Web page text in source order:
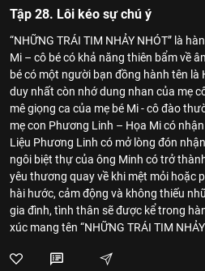
Tập 28. Lôi kéo sự chú ý
“NHỮNG TRÁI TIM NHẢY NHÓT” là
Mi – cô bé có khả năng thiên bẩm về
bé có một người bạn đồng hành tên là
duy nhất còn nhớ dung nhan của mẹ
mê giọng ca của mẹ bé Mi - cô đào
mẹ con Phương Linh – Họa Mi có
Liệu Phương Linh có mở lòng đón
ngôi biệt thự của ông Minh có trở
yêu thương quay về khi mệt mỏi hoặc
hài hước, cảm động và không thiếu
gia đình, tình thân sẽ được kể trong
xúc mang tên “NHỮNG TRÁI TIM